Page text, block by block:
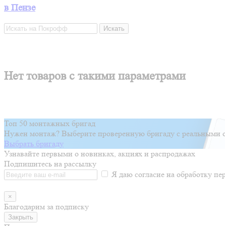
в Пензе
Искать
Нет товаров с такими параметрами
Топ 50 монтажных бригад
Нужен монтаж? Выберите проверенную бригаду с реальными
Выбрать бригаду
Узнавайте первыми о новинках, акциях и распродажах
Подпишитесь на рассылку
Я даю согласие на обработку
×
Благодарим за подписку
Закрыть